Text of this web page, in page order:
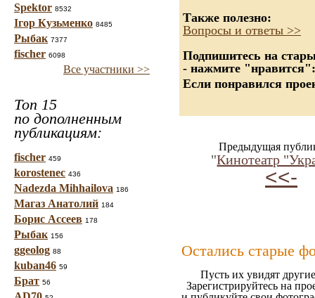
Spektor 8532
Ігор Кузьменко 8485
Рыбак 7377
fischer 6098
Все участники >>
Топ 15
по дополненным
публикациям:
fischer 459
korostenec 436
Nadezda Mihhailova 186
Магаз Анатолий 184
Борис Ассеев 178
Рыбак 156
ggeolog 88
kuban46 59
Брат 56
Также полезно:
Вопросы и ответы >>
Подпишитесь на
- нажмите "нравится":
Если понравился
Предыдущая
"Кинотеатр
<<-
Остались старые
Пусть их увидят
Зарегистрируйтесь на